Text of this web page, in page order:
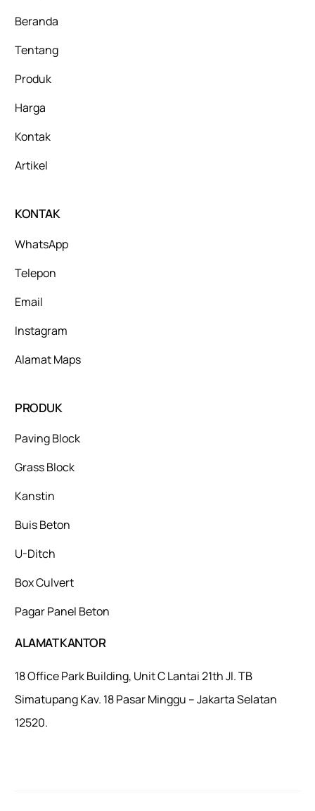
Beranda
Tentang
Produk
Harga
Kontak
Artikel
KONTAK
WhatsApp
Telepon
Email
Instagram
Alamat Maps
PRODUK
Paving Block
Grass Block
Kanstin
Buis Beton
U-Ditch
Box Culvert
Pagar Panel Beton
ALAMAT KANTOR
18 Office Park Building, Unit C Lantai 21th Jl. TB
Simatupang Kav. 18 Pasar Minggu – Jakarta Selatan
12520.